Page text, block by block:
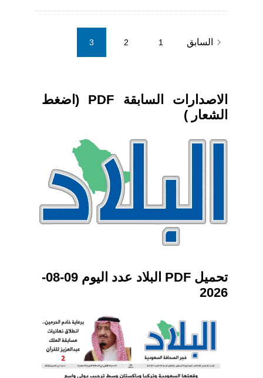
Posts
paginationnavigate_before السابق 1
2
3
الاصدارات السابقة PDF (اضغط
الشعار )
تحميل PDF البلاد عدد اليوم 09-08-
2026